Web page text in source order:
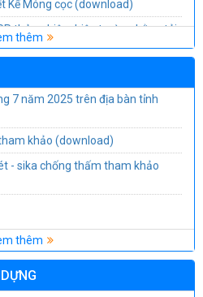
thử nghiệm hiện trường bằng tải
ép cọc - Thi công và nghiệm thu
nhồi - Thi công và nghiệm thu
mầm non - Yêu cầu thiết kế
học - Yêu cầu thiết kế
thể thao - Sân thể thao - Tiêu
thêm
7 năm 2025 trên địa bàn tỉnh
khảo (download)
- sika chống thấm tham khảo
thêm